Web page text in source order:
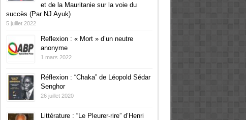
et de la Mauritanie sur la voie du
succès (Par NJ Ayuk)
5 juillet 2022
Reflexion : « Mort » d’un neutre
anonyme
1 mars 2022
Réflexion : “Chaka” de Léopold Sédar
Senghor
26 juillet 2020
Littérature : “Le Pleurer-rire” d’Henri